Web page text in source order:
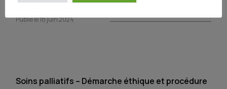
cancérologie
Publié le 18 juin 2024
Soins palliatifs – Démarche éthique et procédure